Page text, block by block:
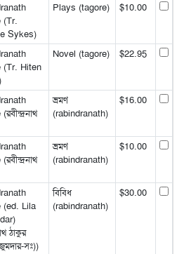
(Tr.
Sykes)
Plays (tagore) $10.00
(Tr. Hiten
Novel (tagore) $22.95
ভ্রমণ
(rabindranath)
$16.00
ভ্রমণ
(rabindranath)
$10.00
(ed. Lila
ঠাকুর
সঃ))
বিবিধ
(rabindranath)
$30.00